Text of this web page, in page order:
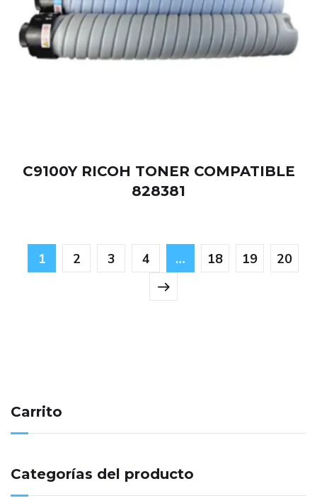
C9100Y RICOH TONER COMPATIBLE
828381
1 2 3 4 … 18 19 20
Carrito
Categorías del producto